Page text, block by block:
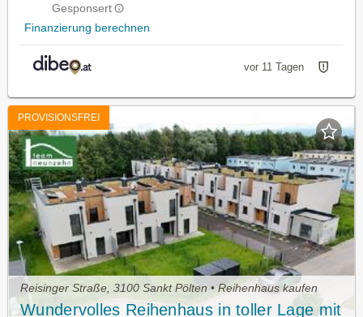
Gesponsert
Finanzierung berechnen
vor 11 Tagen
PROVISIONSFREI
Reisinger Straße, 3100 Sankt Pölten • Reihenhaus kaufen
Wundervolles Reihenhaus in toller Lage mit